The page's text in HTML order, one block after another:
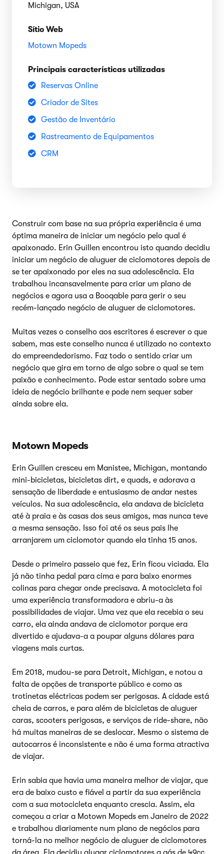
Michigan, USA
Sítio Web
Motown Mopeds
Principais características utilizadas
Reservas Online
Criador de Sites
Gestão de Inventário
Rastreamento de Equipamentos
CRM
Construir com base na sua própria experiência é uma
óptima maneira de iniciar um negócio pelo qual é
apaixonado. Erin Guillen encontrou isto quando decidiu
iniciar um negócio de aluguer de ciclomotores depois de
se ter apaixonado por eles na sua adolescência. Ela
trabalhou incansavelmente para criar um plano de
negócios e agora usa a Booqable para gerir o seu
recém-lançado negócio de aluguer de ciclomotores.
Muitas vezes o conselho aos escritores é escrever o que
sabem, mas este conselho nunca é utilizado no contexto
do empreendedorismo. Faz todo o sentido criar um
negócio que gira em torno de algo sobre o qual se tem
paixão e conhecimento. Pode estar sentado sobre uma
ideia de negócio brilhante e pode nem sequer saber
ainda sobre ela.
Motown Mopeds
Erin Guillen cresceu em Manistee, Michigan, montando
mini-bicicletas, bicicletas dirt, e quads, e adorava a
sensação de liberdade e entusiasmo de andar nestes
veículos. Na sua adolescência, ela andava de bicicleta
até à praia e às casas dos seus amigos, mas nunca teve
a mesma sensação. Isso foi até os seus pais lhe
arranjarem um ciclomotor quando ela tinha 15 anos.
Desde o primeiro passeio que fez, Erin ficou viciada. Ela
já não tinha pedal para cima e para baixo enormes
colinas para chegar onde precisava. A motocicleta foi
uma experiência transformadora e abriu-a às
possibilidades de viajar. Uma vez que ela recebia o seu
carro, ela ainda andava de ciclomotor porque era
divertido e ajudava-a a poupar alguns dólares para
viagens mais curtas.
Em 2018, mudou-se para Detroit, Michigan, e notou a
falta de opções de transporte público e como as
trotinetas eléctricas podem ser perigosas. A cidade está
cheia de carros, e para além de bicicletas de aluguer
caras, scooters perigosas, e serviços de ride-share, não
há muitas maneiras de se deslocar. Mesmo o sistema de
autocarros é inconsistente e não é uma forma atractiva
de viajar.
Erin sabia que havia uma maneira melhor de viajar, que
era de baixo custo e fiável a partir da sua experiência
com a sua motocicleta enquanto crescia. Assim, ela
começou a criar a Motown Mopeds em Janeiro de 2022
e trabalhou diariamente num plano de negócios para
torná-la no melhor negócio de aluguer de ciclomotores